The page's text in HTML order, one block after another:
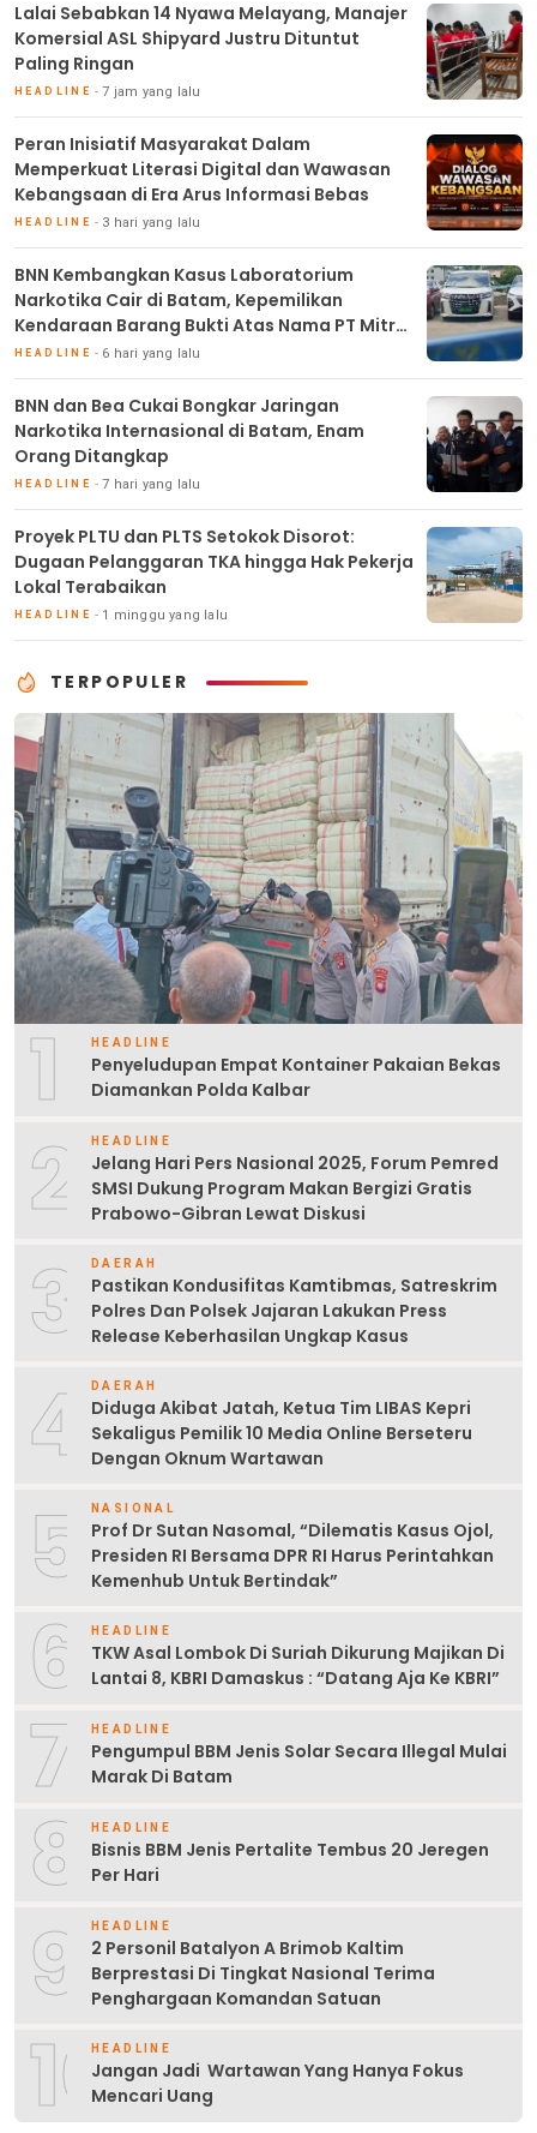
Lalai Sebabkan 14 Nyawa Melayang, Manajer
Komersial ASL Shipyard Justru Dituntut
Paling Ringan
HEADLINE 7 jam yang lalu
Peran Inisiatif Masyarakat Dalam
Memperkuat Literasi Digital dan Wawasan
Kebangsaan di Era Arus Informasi Bebas
HEADLINE 3 hari yang lalu
BNN Kembangkan Kasus Laboratorium
Narkotika Cair di Batam, Kepemilikan
Kendaraan Barang Bukti Atas Nama PT Mitra
Usaha Properti
HEADLINE 6 hari yang lalu
BNN dan Bea Cukai Bongkar Jaringan
Narkotika Internasional di Batam, Enam
Orang Ditangkap
HEADLINE 7 hari yang lalu
Proyek PLTU dan PLTS Setokok Disorot:
Dugaan Pelanggaran TKA hingga Hak Pekerja
Lokal Terabaikan
HEADLINE 1 minggu yang lalu
TERPOPULER
1 HEADLINE
Penyeludupan Empat Kontainer Pakaian Bekas
Diamankan Polda Kalbar
2 HEADLINE
Jelang Hari Pers Nasional 2025, Forum Pemred
SMSI Dukung Program Makan Bergizi Gratis
Prabowo-Gibran Lewat Diskusi
3 DAERAH
Pastikan Kondusifitas Kamtibmas, Satreskrim
Polres Dan Polsek Jajaran Lakukan Press
Release Keberhasilan Ungkap Kasus
4 DAERAH
Diduga Akibat Jatah, Ketua Tim LIBAS Kepri
Sekaligus Pemilik 10 Media Online Berseteru
Dengan Oknum Wartawan
5 NASIONAL
Prof Dr Sutan Nasomal, “Dilematis Kasus Ojol,
Presiden RI Bersama DPR RI Harus Perintahkan
Kemenhub Untuk Bertindak”
6 HEADLINE
TKW Asal Lombok Di Suriah Dikurung Majikan Di
Lantai 8, KBRI Damaskus : “Datang Aja Ke KBRI”
7 HEADLINE
Pengumpul BBM Jenis Solar Secara Illegal Mulai
Marak Di Batam
8 HEADLINE
Bisnis BBM Jenis Pertalite Tembus 20 Jeregen
Per Hari
9 HEADLINE
2 Personil Batalyon A Brimob Kaltim
Berprestasi Di Tingkat Nasional Terima
Penghargaan Komandan Satuan
10HEADLINE
Jangan Jadi Wartawan Yang Hanya Fokus
Mencari Uang